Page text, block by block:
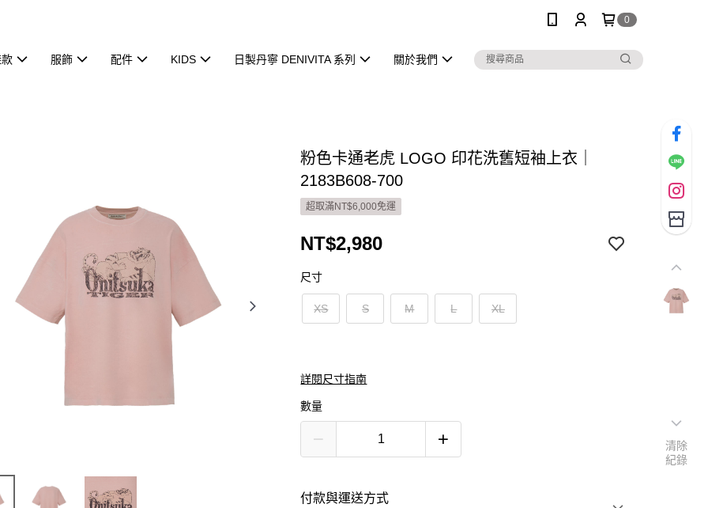
0
服飾 配件 KIDS 日製丹寧 DENIVITA 系列 關於我們
粉色卡通老虎 LOGO 印花洗舊短袖上衣｜
2183B608-700
超取滿NT$6,000免運
NT$2,980
尺寸
XS S M L XL
詳閱尺寸指南
數量
付款與運送方式
清除
紀錄